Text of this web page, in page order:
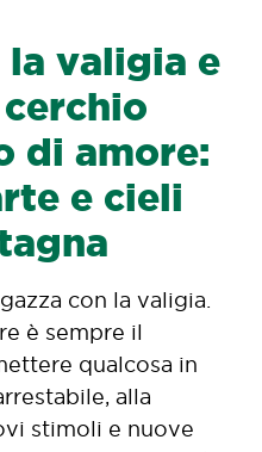
la valigia e
di amore:
e cieli
con la valigia.
è sempre il
qualcosa in
alla
stimoli e nuove